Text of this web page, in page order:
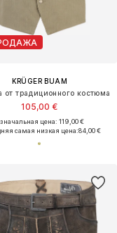
KRÜGER BUAM
от традиционного костюма
105,00 €
цена: 119,00 €
самая низкая цена:84,00 €